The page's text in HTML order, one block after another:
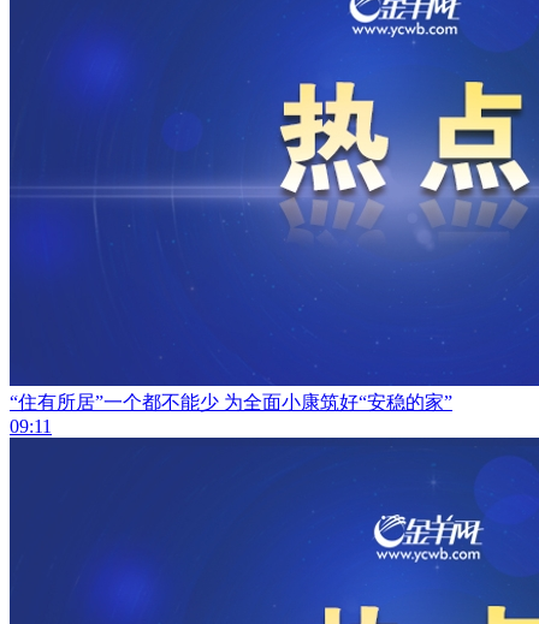
“住有所居”一个都不能少 为全面小康筑好“安稳的家”
09:11